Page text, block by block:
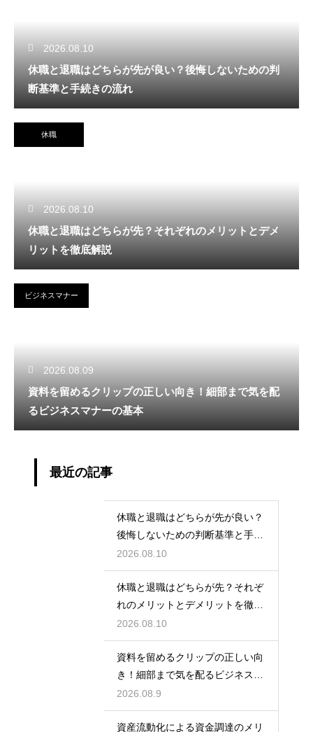
2026.08.10
休職と退職はどちらが先が良い？後悔しないための判
断基準と手続きの流れ
休職
2026.08.10
休職と退職はどちらが先？それぞれのメリットとデメ
リットを徹底解説
ビジネスマナー
2026.08.09
資料を留めるクリップの正しい向き！細部まで気を配
るビジネスマナーの基本
最近の記事
休職と退職はどちらが先が良い？
後悔しないための判断基準と手続
きの流れ
2026.08.10
休職と退職はどちらが先？それぞ
れのメリットとデメリットを徹底
解説
2026.08.10
資料を留めるクリップの正しい向
き！細部まで気を配るビジネスマ
ナーの基本
2026.08.9
資産流動化による資金調達のメリ